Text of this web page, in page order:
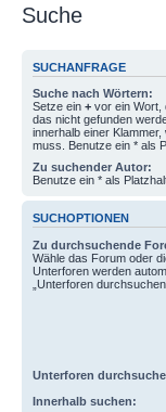
Suche
SUCHANFRAGE
Suche nach Wörtern:
Setze ein + vor ein Wort,
das nicht gefunden
innerhalb einer
muss. Benutze ein * als
Zu suchender Autor:
Benutze ein * als
SUCHOPTIONEN
Zu durchsuchende
Wähle das Forum oder
Unterforen werden
„Unterforen
Unterforen
Innerhalb suchen: